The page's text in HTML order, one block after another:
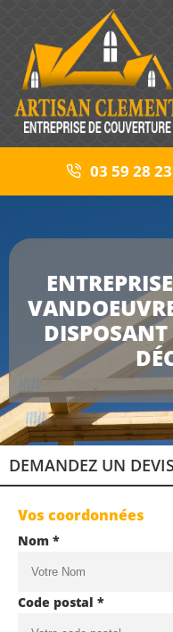
03 59 28
DEMANDEZ UN
Vos coordonnées
Nom *
Code postal *